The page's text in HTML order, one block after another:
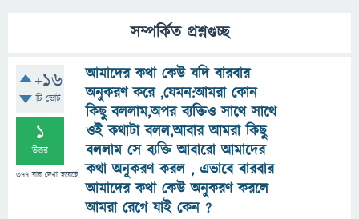
সম্পর্কিত প্রশ্নগুচ্ছ
+16
টি ভোট
1
উত্তর
377 বার দেখা হয়েছে
আমাদের কথা কেউ যদি বারবার
অনুকরণ করে ,যেমন:আমরা কোন
কিছু বললাম,অপর ব্যক্তিও সাথে সাথে
ওই কথাটা বলল,আবার আমরা কিছু
বললাম সে ব্যক্তি আবারো আমাদের
কথা অনুকরণ করল , এভাবে বারবার
আমাদের কথা কেউ অনুকরণ করলে
আমরা রেগে যাই কেন ?